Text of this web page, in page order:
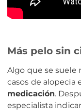
Más pelo sin
Algo que se suele
casos de alopecia
medicación.
especialista